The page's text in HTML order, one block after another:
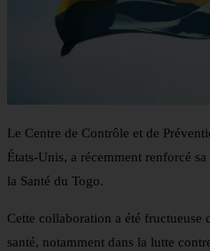
Le Centre de Contrôle et de
États-Unis, a récemment renforcé
la Santé du Togo.
Cette collaboration a été fructueuse
santé, notamment dans la lutte